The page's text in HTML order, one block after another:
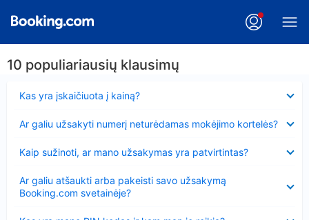
10 populiariausių klausimų
Kas yra įskaičiuota į kainą?
Ar galiu užsakyti numerį neturėdamas mokėjimo kortelės?
Kaip sužinoti, ar mano užsakymas yra patvirtintas?
Ar galiu atšaukti arba pakeisti savo užsakymą
Booking.com svetainėje?